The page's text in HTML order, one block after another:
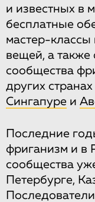
и известных в
бесплатные
мастер-
вещей, а также
сообщества
других
Сингапуре и
Последние
фриганизм и в
сообщества
Петербурге,